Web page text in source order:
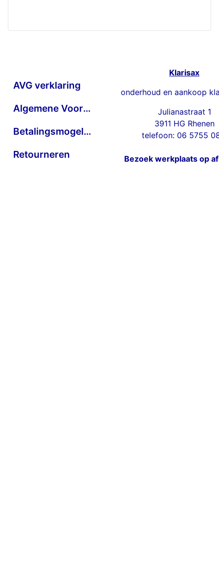
AVG verklaring
Algemene Voorwaarden
Betalingsmogelijkheden
Retourneren
Klarisax
onderhoud en aankoop
Julianastraat 1
3911 HG Rhenen
telefoon: 06 5755
Bezoek werkplaats op